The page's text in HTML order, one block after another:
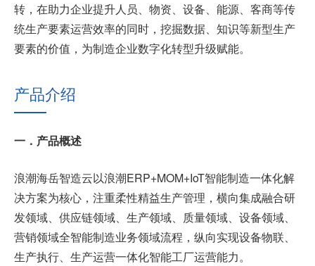
转，在助力企业提升人员、物资、设备、能源、客商等传
统生产要素运营效率的同时，挖掘数据、知识等新型生产
要素的价值，为制造企业数字化转型升级赋能。
产品介绍
一．产品概述
浪潮海岳智造云以浪潮ERP+MOM+IoT智能制造一体化解
决方案为核心，注重柔性精益生产管理，横向集成融合研
发领域、供应链领域、生产领域、质量领域、设备领域、
营销领域全智能制造业务领域流程，纵向实现设备物联、
生产执行、生产运营一体化智能工厂运营能力。